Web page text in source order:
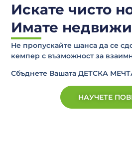
Искате чисто
Имате
Не пропускайте шанса да се
кемпер с възможност за
Сбъднете Вашата ДЕТСКА
НАУЧЕТЕ